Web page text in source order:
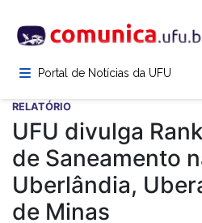
para
conteúdoPortal de Notícias da UFU
RELATÓRIO
UFU divulga
de Saneamento
Uberlândia,
de Minas